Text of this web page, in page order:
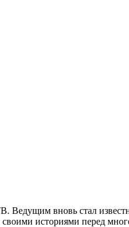
вновь стал
историями перед